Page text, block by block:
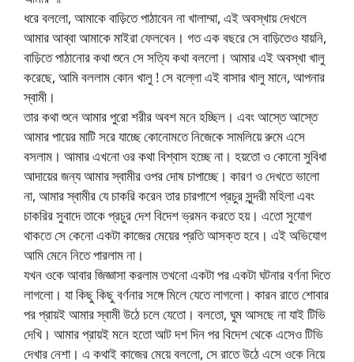
ধরে বললো, আমাকে বাড়িতে পাঠাবেন না খালাম্মা, এই অবস্খায় দেখলে
আমার আব্বা আমাকে মাইরা ফেলবেন। গত এক বছরে সে বাড়িতেও যায়নি,
বাড়িতে পাঠানোর কথা শুনে সে সত্যি কথা বললো। আমার এই অবস্খা খালু
করেছে, আমি বললাম কোন খালু ! সে বল্লো এই বাসার খালু মানে, আপনার
স্বামী।
তার কথা শুনে আমার পুরো শরীর অবশ মনে হচ্ছিল। এবং আস্তে আস্তে
আমার পায়ের মাটি সরে যাচ্ছে কোনোমতে নিজেকে সামলিয়ে রুমে এসে
বসলাম। আমার এখনো ওর কথা বিশ্বাস হচ্ছে না। হয়তো ও কোনো সুবিধা
আদায়ের জন্য আমার স্বামীর ওপর দোষ চাপাচ্ছে। কারণ ও দেখতে ভালো
না, আমার স্বামীর যে চাকরি করেন তার চারপাশে প্রচুর সুন্দরী মহিলা এবং
চাকরির সুবাদে তাকে প্রচুর দেশ বিদেশ ভ্রমন করতে হয়। এতো সুযোগ
থাকতে সে কেনো একটা কাজের মেয়ের প্রতি আসক্ত হবে। এই অভিযোগ
আমি মেনে নিতে পারলাম না।
যখন ওকে আবার জিজ্ঞাসা করলাম তখনো একটা পর একটা ঘটনার বর্ণনা দিতে
লাগলো। যা কিছু কিছু বর্ণনার সঙ্গে মিলে যেতে লাগলো। কারন রাতে শোবার
পর প্রায়ই আমার স্বামী উঠে চলে যেতো। বলতো, ঘুম আসছে না যাই টিভি
দেখি। আমার প্রায়ই মনে হতো আট দশ দিন পর বিদেশ থেকে এসেও টিভি
দেখার নেশা। এ কথাই কাজের মেয়ে বললো, সে রাতে উঠে এসে ওকে নিয়ে